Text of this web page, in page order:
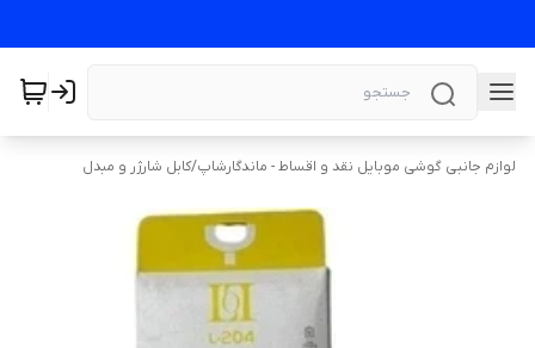
لوازم جانبی گوشی موبایل نقد و اقساط - ماندگارشاپ/کابل شارژر و مبدل